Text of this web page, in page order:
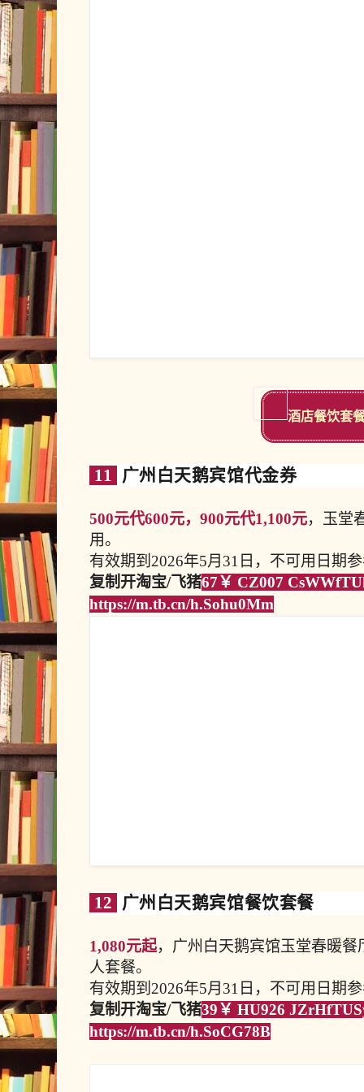
酒店餐饮套
11 广州白天鹅宾馆代金券
500元代600元，900元代1,100元，玉堂
用。
有效期到2026年5月31日，不可用日期
复制开淘宝/飞猪67￥ CZ007
https://m.tb.cn/h.Sohu0Mm
12 广州白天鹅宾馆餐饮套餐
1,080元起，广州白天鹅宾馆玉堂春暖
人套餐。
有效期到2026年5月31日，不可用日期
复制开淘宝/飞猪39￥ HU926
https://m.tb.cn/h.SoCG78B